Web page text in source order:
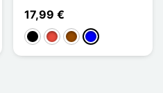
17,99 €
NegroRojoMarrón
Azul